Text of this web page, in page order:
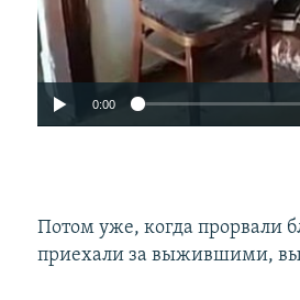
0:00
Потом уже, когда прорвали
приехали за выжившими,